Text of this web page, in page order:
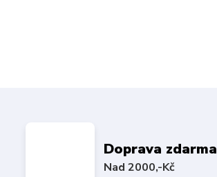
Doprava zdarma
Nad 2000,-Kč